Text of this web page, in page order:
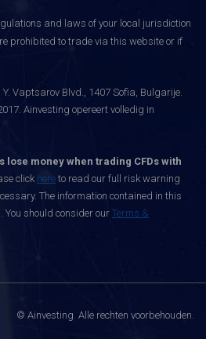
and laws of your local jurisdiction
prohibited to trade via this website or if
Vaptsarov Blvd., 1407 Sofia, Bulgarije.
Ainvesting opereert volledig in
lose money when trading CFDs with
click here to read our full risk warning
The information contained in this
should consider our Terms &
© Ainvesting. Alle rechten voorbehouden.